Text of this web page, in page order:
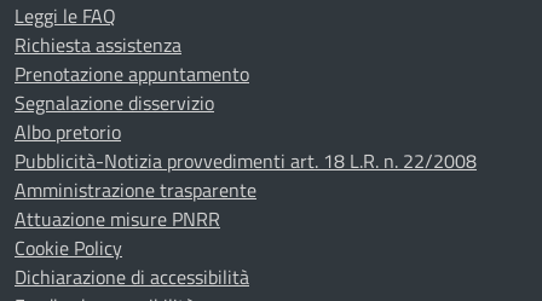
Leggi le FAQ
Richiesta assistenza
Prenotazione appuntamento
Segnalazione disservizio
Albo pretorio
Pubblicità-Notizia provvedimenti art. 18 L.R. n. 22/2008
Amministrazione trasparente
Attuazione misure PNRR
Cookie Policy
Dichiarazione di accessibilità